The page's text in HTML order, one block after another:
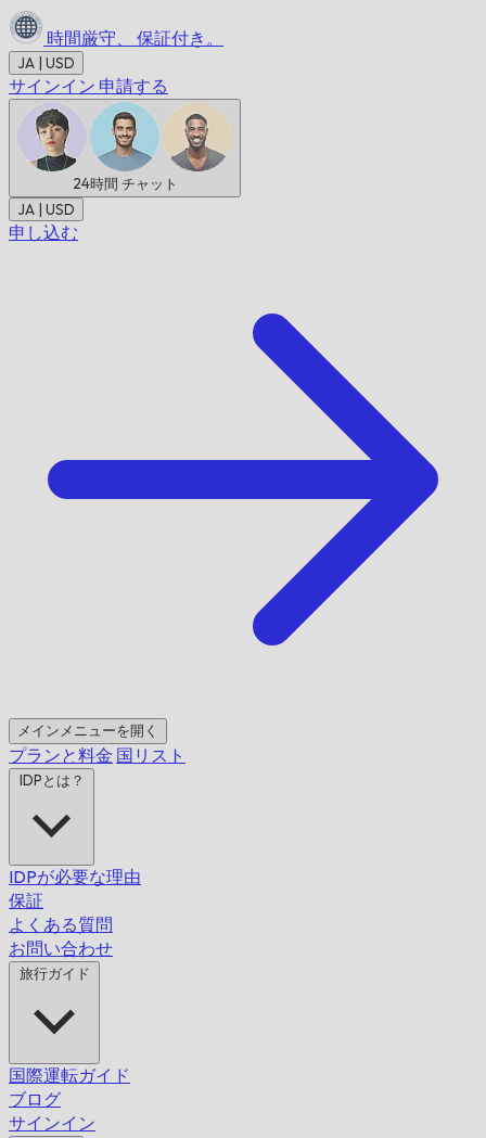
時間厳守、 保証付き。
JA | USD
サインイン 申請する
24時間 チャット
JA | USD
申し込む
メインメニューを開く
プランと料金 国リスト
IDPとは？
IDPが必要な理由
保証
よくある質問
お問い合わせ
旅行ガイド
国際運転ガイド
ブログ
サインイン